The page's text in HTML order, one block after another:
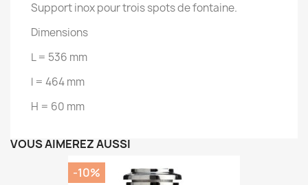
Support inox pour trois spots de fontaine.
Dimensions
L = 536 mm
l = 464 mm
H = 60 mm
VOUS AIMEREZ AUSSI
-10%